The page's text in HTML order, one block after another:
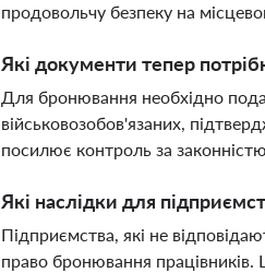
продовольчу безпеку на
Які документи тепер
Для бронювання необхідно
військовозобов'язаних,
посилює контроль за
Які наслідки для
Підприємства, які не
право бронювання працівників.